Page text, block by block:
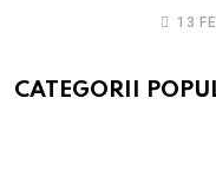
13
CATEGORII